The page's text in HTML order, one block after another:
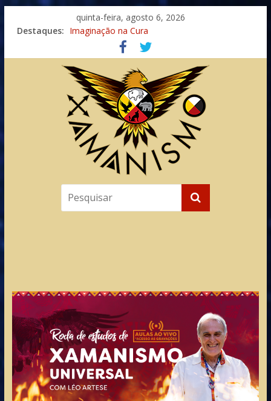
quinta-feira, agosto 6, 2026
Destaques: Imaginação na Cura
Meditando nas Sombras
Autosuficiência: A Jornada do Espírito Ancestral
Xamanismo Universal
Totens – Caminho Espiritual – Crescimento